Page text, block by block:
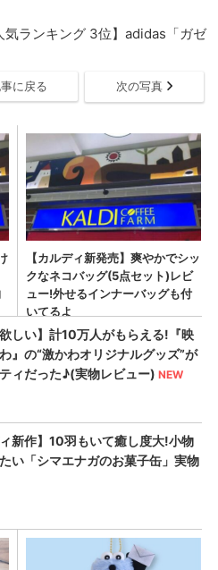
気ランキング 3位】adidas「ガゼ
に戻る 次の写真